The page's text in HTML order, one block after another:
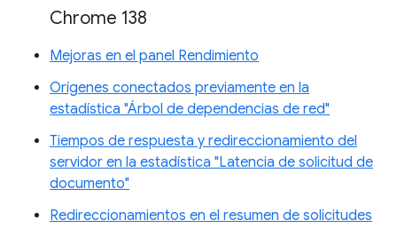
Chrome 138
Mejoras en el panel Rendimiento
Orígenes conectados previamente en la
estadística "Árbol de dependencias de red"
Tiempos de respuesta y redireccionamiento del
servidor en la estadística "Latencia de solicitud de
documento"
Redireccionamientos en el resumen de solicitudes